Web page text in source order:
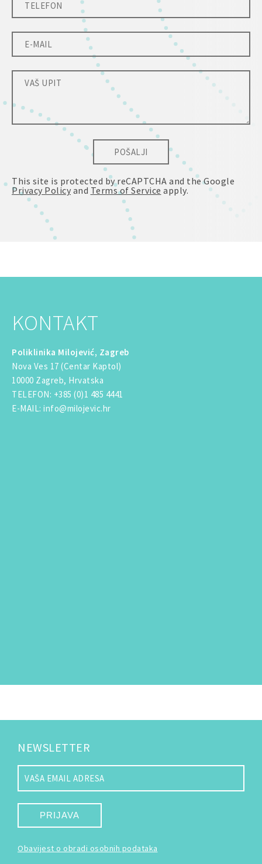
POŠALJI
This site is protected by reCAPTCHA and the Google
Privacy Policy and Terms of Service apply.
KONTAKT
Poliklinika Milojević, Zagreb
Nova Ves 17 (Centar Kaptol)
10000 Zagreb, Hrvatska
TELEFON: +385 (0)1 485 4441
E-MAIL: info@milojevic.hr
NEWSLETTER
PRIJAVA
Obavijest o obradi osobnih podataka